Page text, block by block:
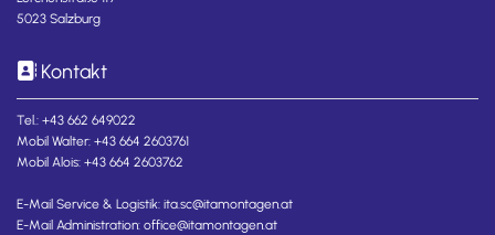
5023 Salzburg
 Kontakt
Tel.: +43 662 649022
Mobil Walter: +43 664 2603761
Mobil Alois: +43 664 2603762
E-Mail Service & Logistik: ita.sc@itamontagen.at
E-Mail Administration: office@itamontagen.at